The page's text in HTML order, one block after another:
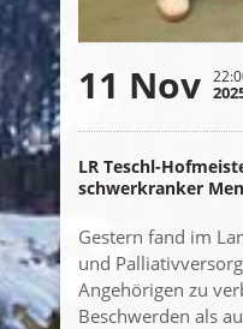
11 Nov
LR Teschl-
schwerkranker
Gestern fand im
und
Angehörigen zu
Beschwerden als